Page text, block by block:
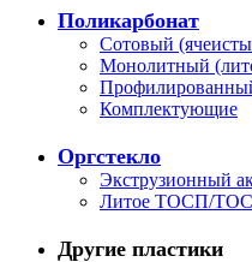
Поликарбонат
Сотовый
Монолитный
Комплектующие
Оргстекло
Экструзионный
Литое ТОСП/
Другие пластики